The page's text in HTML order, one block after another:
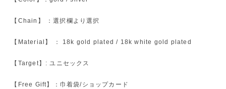
【Chain】 ：選択欄より選択
【Material】 ： 18k gold plated / 18k white gold plated
【Target】: ユニセックス
【Free Gift】：巾着袋/ショップカード